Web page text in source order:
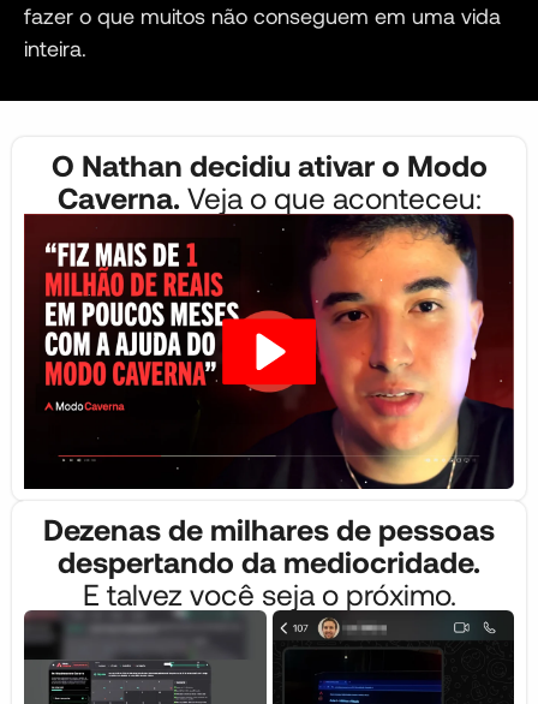
fazer o que muitos não conseguem em uma vida
inteira.
O Nathan decidiu ativar o Modo
Caverna. Veja o que aconteceu:
Dezenas de milhares de pessoas
despertando da mediocridade.
E talvez você seja o próximo.